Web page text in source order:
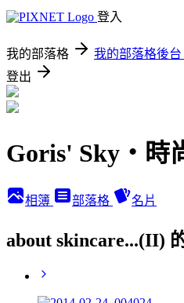
登入
我的部落格 我的部落格後台
登出
Goris' Sky‧時
相簿 部落格 名片
about skincare...(II)